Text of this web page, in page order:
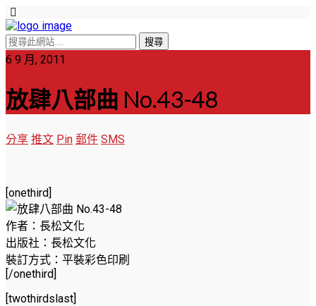
6 9 月, 2011
放肆八部曲 No.43-48
分享 推文 Pin 郵件 SMS
[onethird]
作者：長松文化
出版社：長松文化
裝訂方式：平裝彩色印刷
[/onethird]
[twothirdslast]